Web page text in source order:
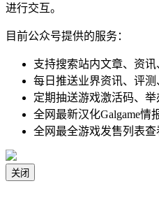
进行交互。
目前公众号提供的服务：
支持搜索站内文章、资讯
每日推送业界资讯、评测
定期抽送游戏激活码、举
全网最新汉化Galgame情
全网最全游戏发售列表查
关闭